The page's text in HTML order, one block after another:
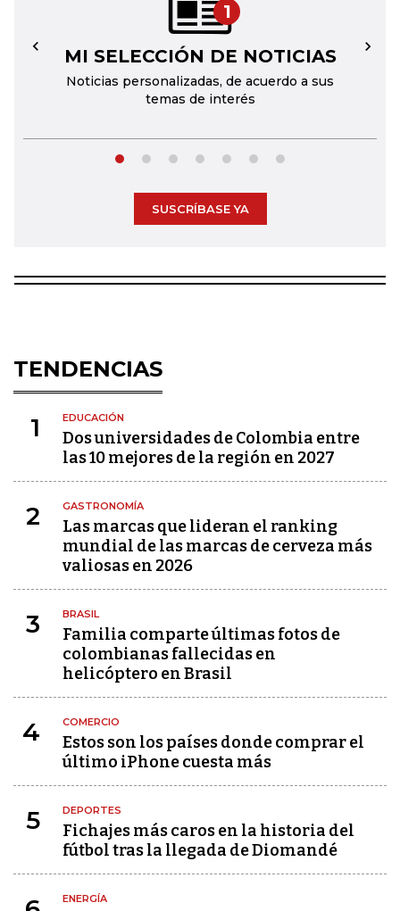
1
MI SELECCIÓN DE NOTICIAS
Noticias personalizadas, de acuerdo a sus
temas de interés
← →
SUSCRÍBASE YA
TENDENCIAS
1 EDUCACIÓN
Dos universidades de Colombia entre
las 10 mejores de la región en 2027
2 GASTRONOMÍA
Las marcas que lideran el ranking
mundial de las marcas de cerveza más
valiosas en 2026
3 BRASIL
Familia comparte últimas fotos de
colombianas fallecidas en
helicóptero en Brasil
4 COMERCIO
Estos son los países donde comprar el
último iPhone cuesta más
5 DEPORTES
Fichajes más caros en la historia del
fútbol tras la llegada de Diomandé
ENERGÍA